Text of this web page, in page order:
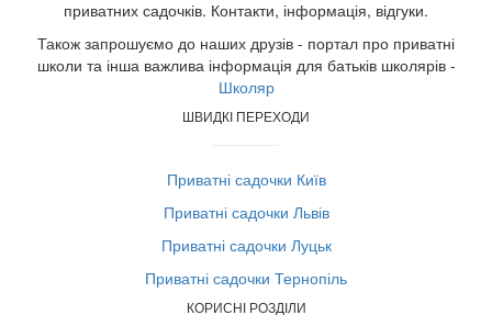
приватних садочків. Контакти, інформація, відгуки.
Також запрошуємо до наших друзів - портал про приватні
школи та інша важлива інформація для батьків школярів -
Школяр
ШВИДКІ ПЕРЕХОДИ
Приватні садочки Київ
Приватні садочки Львів
Приватні садочки Луцьк
Приватні садочки Тернопіль
КОРИСНІ РОЗДІЛИ